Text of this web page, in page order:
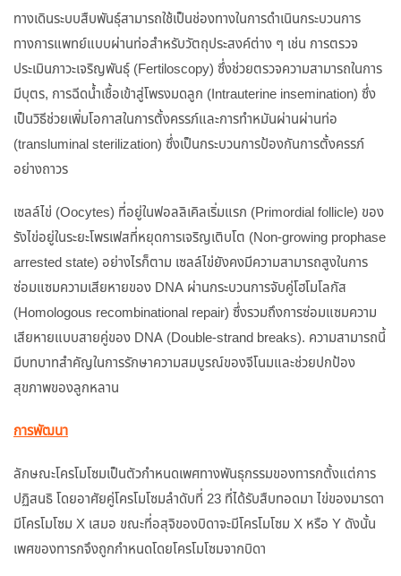
ทางเดินระบบสืบพันธุ์สามารถใช้เป็นช่องทางในการดำเนินกระบวนการ
ทางการแพทย์แบบผ่านท่อสำหรับวัตถุประสงค์ต่าง ๆ เช่น การตรวจ
ประเมินภาวะเจริญพันธุ์ (Fertiloscopy) ซึ่งช่วยตรวจความสามารถในการ
มีบุตร, การฉีดน้ำเชื้อเข้าสู่โพรงมดลูก (Intrauterine insemination) ซึ่ง
เป็นวิธีช่วยเพิ่มโอกาสในการตั้งครรภ์และการทำหมันผ่านผ่านท่อ
(transluminal sterilization) ซึ่งเป็นกระบวนการป้องกันการตั้งครรภ์
อย่างถาวร
เซลล์ไข่ (Oocytes) ที่อยู่ในฟอลลิเคิลเริ่มแรก (Primordial follicle) ของ
รังไข่อยู่ในระยะโพรเฟสที่หยุดการเจริญเติบโต (Non-growing prophase
arrested state) อย่างไรก็ตาม เซลล์ไข่ยังคงมีความสามารถสูงในการ
ซ่อมแซมความเสียหายของ DNA ผ่านกระบวนการจับคู่โฮโมโลกัส
(Homologous recombinational repair) ซึ่งรวมถึงการซ่อมแซมความ
เสียหายแบบสายคู่ของ DNA (Double-strand breaks). ความสามารถนี้
มีบทบาทสำคัญในการรักษาความสมบูรณ์ของจีโนมและช่วยปกป้อง
สุขภาพของลูกหลาน
การพัฒนา
ลักษณะโครโมโซมเป็นตัวกำหนดเพศทางพันธุกรรมของทารกตั้งแต่การ
ปฏิสนธิ โดยอาศัยคู่โครโมโซมลำดับที่ 23 ที่ได้รับสืบทอดมา ไข่ของมารดา
มีโครโมโซม X เสมอ ขณะที่อสุจิของบิดาจะมีโครโมโซม X หรือ Y ดังนั้น
เพศของทารกจึงถูกกำหนดโดยโครโมโซมจากบิดา